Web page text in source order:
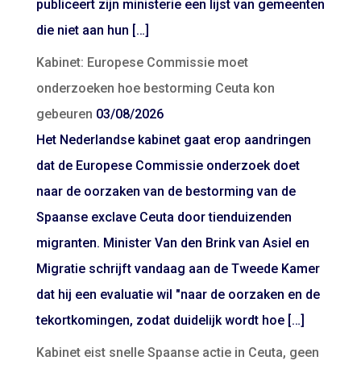
publiceert zijn ministerie een lijst van gemeenten
die niet aan hun […]
Kabinet: Europese Commissie moet
onderzoeken hoe bestorming Ceuta kon
gebeuren 03/08/2026
Het Nederlandse kabinet gaat erop aandringen
dat de Europese Commissie onderzoek doet
naar de oorzaken van de bestorming van de
Spaanse exclave Ceuta door tienduizenden
migranten. Minister Van den Brink van Asiel en
Migratie schrijft vandaag aan de Tweede Kamer
dat hij een evaluatie wil "naar de oorzaken en de
tekortkomingen, zodat duidelijk wordt hoe […]
Kabinet eist snelle Spaanse actie in Ceuta, geen